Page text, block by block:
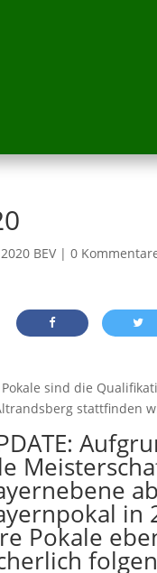
2020 BEV |0
sind die
stattfinden
in
Pokale
folgen